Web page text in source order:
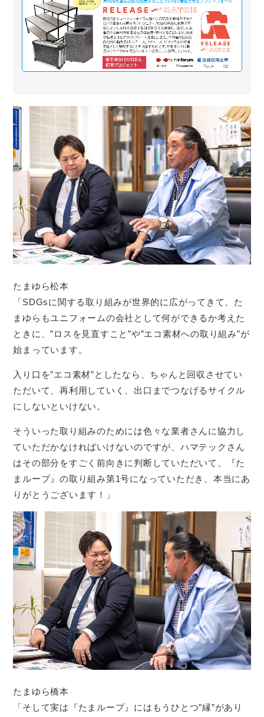
たまゆら松本
「SDGsに関する取り組みが世界的に広がってきて、た
まゆらもユニフォームの会社として何ができるか考えた
ときに、”ロスを見直すこと”や”エコ素材への取り組み”が
始まっています。
入り口を”エコ素材”としたなら、ちゃんと回収させてい
ただいて、再利用していく、出口までつなげるサイクル
にしないといけない。
そういった取り組みのためには色々な業者さんに協力し
ていただかなければいけないのですが、ハマテックさん
はその部分をすごく前向きに判断していただいて、『た
まループ』の取り組み第1号になっていただき、本当にあ
りがとうございます！」
たまゆら橋本
「そして実は『たまループ』にはもうひとつ”縁”があり